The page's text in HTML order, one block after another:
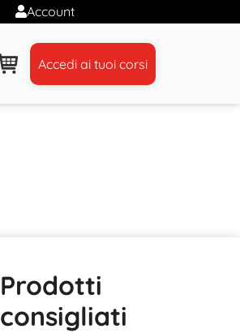
Account
Accedi ai tuoi corsi
Prodotti
consigliati